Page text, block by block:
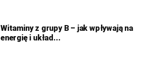
Witaminy z grupy B – jak wpływają na
energię i układ...